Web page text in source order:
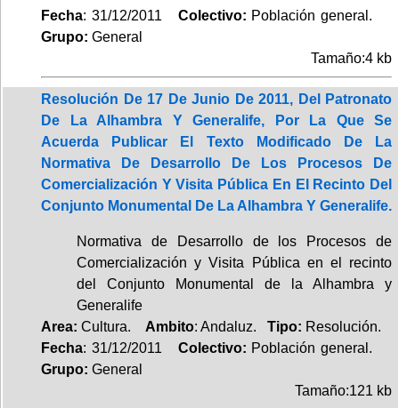
Fecha: 31/12/2011 Colectivo: Población general.
Grupo: General
Tamaño:4 kb
Resolución De 17 De Junio De 2011, Del Patronato
De La Alhambra Y Generalife, Por La Que Se
Acuerda Publicar El Texto Modificado De La
Normativa De Desarrollo De Los Procesos De
Comercialización Y Visita Pública En El Recinto Del
Conjunto Monumental De La Alhambra Y Generalife.
Normativa de Desarrollo de los Procesos de
Comercialización y Visita Pública en el recinto
del Conjunto Monumental de la Alhambra y
Generalife
Area: Cultura. Ambito: Andaluz. Tipo: Resolución.
Fecha: 31/12/2011 Colectivo: Población general.
Grupo: General
Tamaño:121 kb